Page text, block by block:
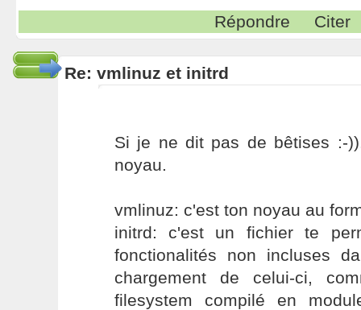
Répondre Citer
Re: vmlinuz et initrd
Si je ne dit pas de bêtises :-
noyau.
vmlinuz: c'est ton noyau au
initrd: c'est un fichier te
fonctionalités non incluses
chargement de celui-ci,
filesystem compilé en